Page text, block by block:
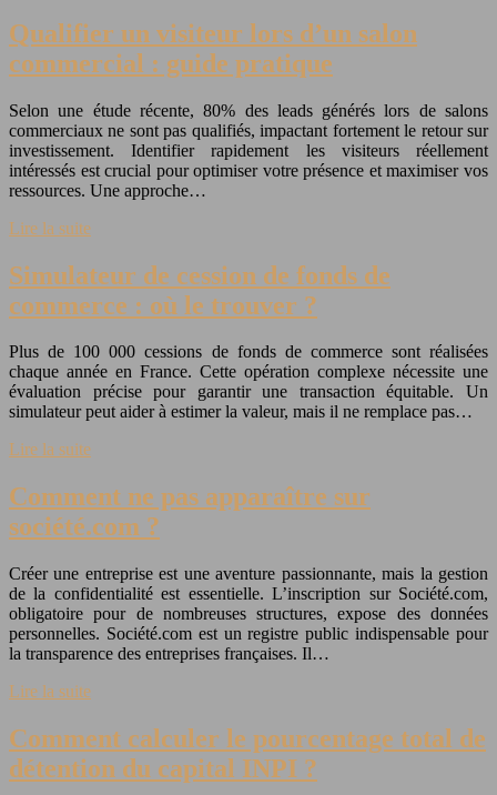
Qualifier un visiteur lors d’un salon
commercial : guide pratique
Selon une étude récente, 80% des leads générés lors de salons
commerciaux ne sont pas qualifiés, impactant fortement le retour sur
investissement. Identifier rapidement les visiteurs réellement
intéressés est crucial pour optimiser votre présence et maximiser vos
ressources. Une approche…
Lire la suite
Simulateur de cession de fonds de
commerce : où le trouver ?
Plus de 100 000 cessions de fonds de commerce sont réalisées
chaque année en France. Cette opération complexe nécessite une
évaluation précise pour garantir une transaction équitable. Un
simulateur peut aider à estimer la valeur, mais il ne remplace pas…
Lire la suite
Comment ne pas apparaître sur
société.com ?
Créer une entreprise est une aventure passionnante, mais la gestion
de la confidentialité est essentielle. L’inscription sur Société.com,
obligatoire pour de nombreuses structures, expose des données
personnelles. Société.com est un registre public indispensable pour
la transparence des entreprises françaises. Il…
Lire la suite
Comment calculer le pourcentage total de
détention du capital INPI ?